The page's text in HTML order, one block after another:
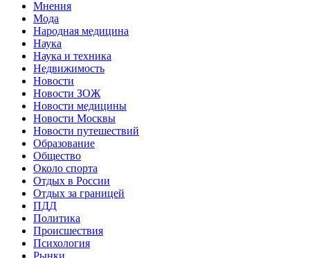
Мнения
Мода
Народная медицина
Наука
Наука и техника
Недвижимость
Новости
Новости ЗОЖ
Новости медицины
Новости Москвы
Новости путешествий
Образование
Общество
Около спорта
Отдых в России
Отдых за границей
ПДД
Политика
Происшествия
Психология
Рынки